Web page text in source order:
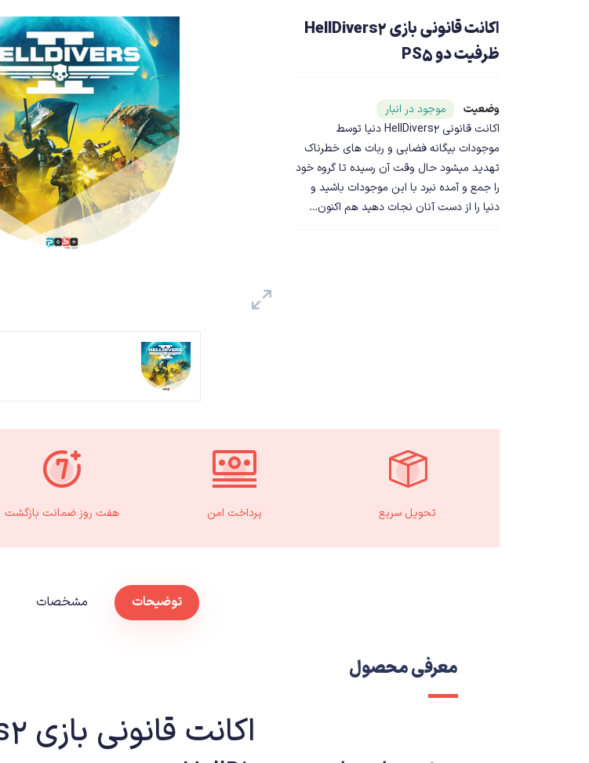
اکانت قانونی بازی HellDivers2
ظرفیت دو PS5
وضعیت موجود در انبارشناسه محصول ۲۰۲۹۴
اکانت قانونی HellDivers2 دنیا توسط
موجودات بیگانه فضایی و ربات های خطرناک
تهدید میشود حال وقت آن رسیده تا گروه خود
را جمع و آمده نبرد با این موجودات باشید و
دنیا را از دست آنان نجات دهید هم اکنون…
تحویل سریع پرداخت امن هفت روز ضمانت بازگشت
توضیحات مشخصات
معرفی محصول
اکانت قانونی بازی HellDivers2